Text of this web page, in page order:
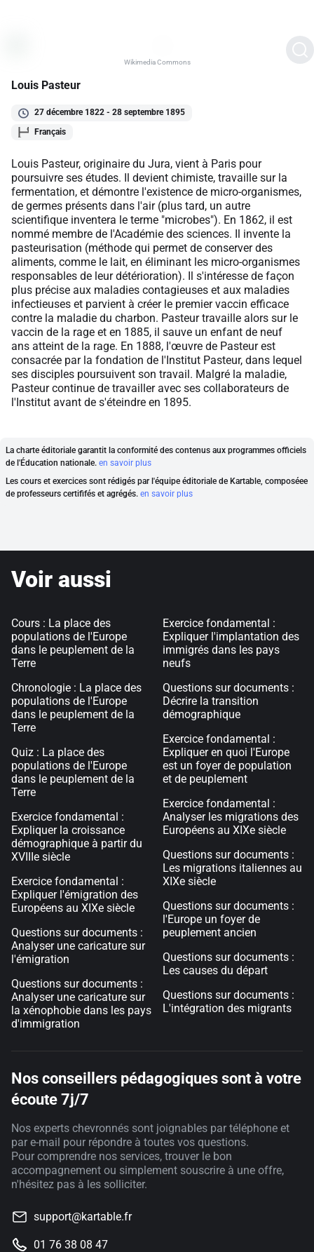
Wikimedia Commons
Louis Pasteur
27 décembre 1822 - 28 septembre 1895
Français
Louis Pasteur, originaire du Jura, vient à Paris pour
poursuivre ses études. Il devient chimiste, travaille sur la
fermentation, et démontre l'existence de micro-organismes,
de germes présents dans l'air (plus tard, un autre
scientifique inventera le terme "microbes"). En 1862, il est
nommé membre de l'Académie des sciences. Il invente la
pasteurisation (méthode qui permet de conserver des
aliments, comme le lait, en éliminant les micro-organismes
responsables de leur détérioration). Il s'intéresse de façon
plus précise aux maladies contagieuses et aux maladies
infectieuses et parvient à créer le premier vaccin efficace
contre la maladie du charbon. Pasteur travaille alors sur le
vaccin de la rage et en 1885, il sauve un enfant de neuf
ans atteint de la rage. En 1888, l'œuvre de Pasteur est
consacrée par la fondation de l'Institut Pasteur, dans lequel
ses disciples poursuivent son travail. Malgré la maladie,
Pasteur continue de travailler avec ses collaborateurs de
l'Institut avant de s'éteindre en 1895.
La charte éditoriale garantit la conformité des contenus aux programmes officiels
de l'Éducation nationale. en savoir plus
Les cours et exercices sont rédigés par l'équipe éditoriale de Kartable, composéee
de professeurs certififés et agrégés. en savoir plus
Voir aussi
Cours : La place des
populations de l'Europe
dans le peuplement de la
Terre
Chronologie : La place des
populations de l'Europe
dans le peuplement de la
Terre
Quiz : La place des
populations de l'Europe
dans le peuplement de la
Terre
Exercice fondamental :
Expliquer la croissance
démographique à partir du
XVIIIe siècle
Exercice fondamental :
Expliquer l'émigration des
Européens au XIXe siècle
Questions sur documents :
Analyser une caricature sur
l'émigration
Questions sur documents :
Analyser une caricature sur
la xénophobie dans les pays
d'immigration
Exercice fondamental :
Expliquer l'implantation des
immigrés dans les pays
neufs
Questions sur documents :
Décrire la transition
démographique
Exercice fondamental :
Expliquer en quoi l'Europe
est un foyer de population
et de peuplement
Exercice fondamental :
Analyser les migrations des
Européens au XIXe siècle
Questions sur documents :
Les migrations italiennes au
XIXe siècle
Questions sur documents :
l'Europe un foyer de
peuplement ancien
Questions sur documents :
Les causes du départ
Questions sur documents :
L'intégration des migrants
Nos conseillers pédagogiques sont à votre
écoute 7j/7
Nos experts chevronnés sont joignables par téléphone et
par e-mail pour répondre à toutes vos questions.
Pour comprendre nos services, trouver le bon
accompagnement ou simplement souscrire à une offre,
n'hésitez pas à les solliciter.
support@kartable.fr
01 76 38 08 47